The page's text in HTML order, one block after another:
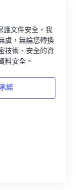
護文件安全。我
虞，無論您轉換
技術、安全的資
料安全。
諾